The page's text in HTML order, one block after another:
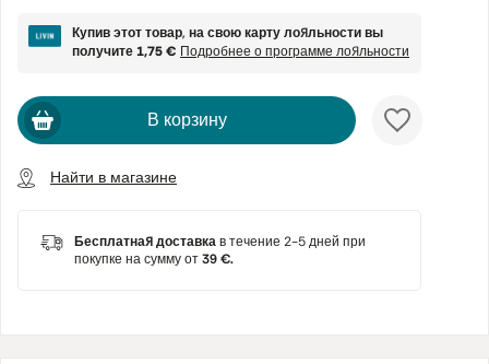
Купив этот товар, на свою карту лояльности вы
получите1,75 € Подробнее о программе лояльности
В корзину
Найти в магазине
Бесплатная доставкав течение 2-5 дней при
покупке на сумму от39 €.